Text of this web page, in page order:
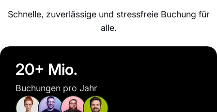
Schnelle, zuverlässige und stressfreie Buchung für
alle.
20+ Mio.
Buchungen pro Jahr